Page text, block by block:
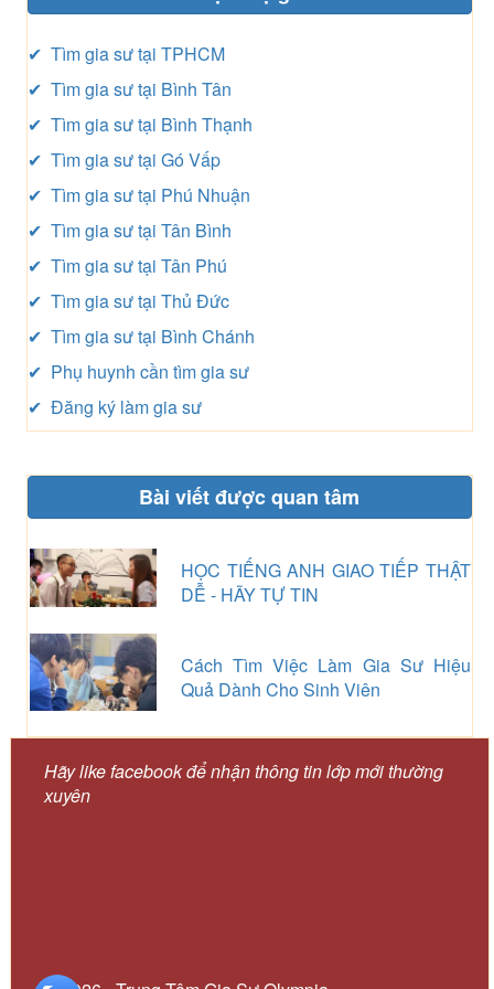
✔ Tìm gia sư tại TPHCM
✔ Tìm gia sư tại Bình Tân
✔ Tìm gia sư tại Bình Thạnh
✔ Tìm gia sư tại Gó Vấp
✔ Tìm gia sư tại Phú Nhuận
✔ Tìm gia sư tại Tân Bình
✔ Tìm gia sư tại Tân Phú
✔ Tìm gia sư tại Thủ Đức
✔ Tìm gia sư tại Bình Chánh
✔ Phụ huynh cần tìm gia sư
✔ Đăng ký làm gia sư
Bài viết được quan tâm
HỌC TIẾNG ANH GIAO TIẾP THẬT
DỄ - HÃY TỰ TIN
Cách Tìm Việc Làm Gia Sư Hiệu
Quả Dành Cho Sinh Viên
Hãy like facebook để nhận thông tin lớp mới thường
xuyên